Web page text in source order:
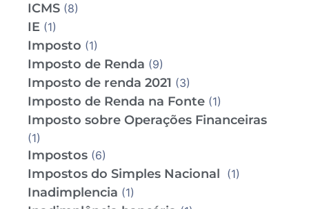
ICMS (8)
IE (1)
Imposto (1)
Imposto de Renda (9)
Imposto de renda 2021 (3)
Imposto de Renda na Fonte (1)
Imposto sobre Operações Financeiras
(1)
Impostos (6)
Impostos do Simples Nacional (1)
Inadimplencia (1)